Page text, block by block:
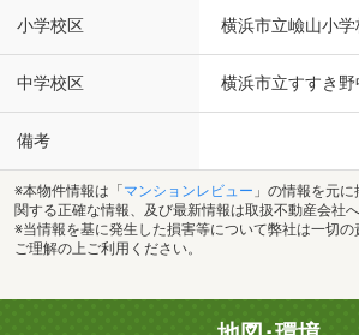
小学校区 横浜市立嶮山小学
中学校区 横浜市立すすき野
備考
※本物件情報は「 マンションレビュー 」の情報を元
関する正確な情報、及び最新情報は取扱不動産会社
※当情報を基に発生した損害等について弊社は一切
ご理解の上ご利用ください。